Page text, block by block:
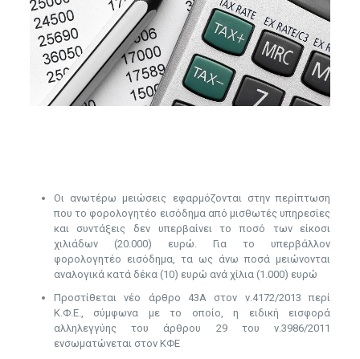
Οι ανωτέρω μειώσεις εφαρμόζονται στην περίπτωση
που το φορολογητέο εισόδημα από μισθωτές υπηρεσίες
και συντάξεις δεν υπερβαίνει το ποσό των είκοσι
χιλιάδων (20.000) ευρώ. Για το υπερβάλλον
φορολογητέο εισόδημα, τα ως άνω ποσά μειώνονται
αναλογικά κατά δέκα (10) ευρώ ανά χίλια (1.000) ευρώ
Προστίθεται νέο άρθρο 43Α στον ν.4172/2013 περί
Κ.Φ.Ε., σύμφωνα με το οποίο, η ειδική εισφορά
αλληλεγγύης του άρθρου 29 του ν.3986/2011
ενσωματώνεται στον ΚΦΕ